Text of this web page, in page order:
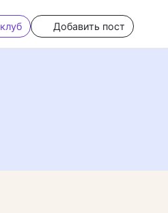
Добавить пост